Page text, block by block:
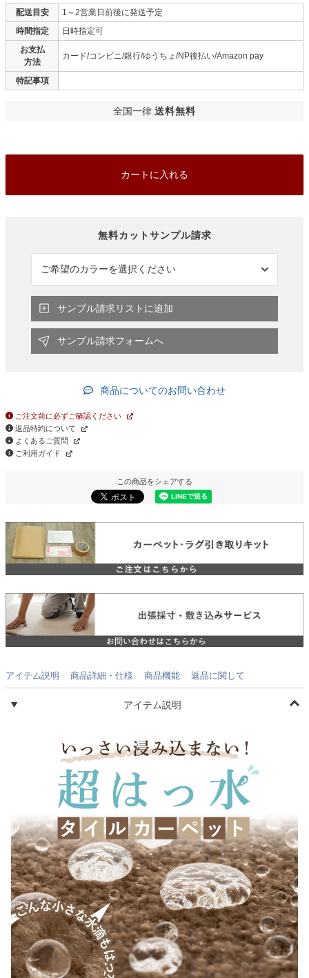
カートに入れる
配送目安
1～2営業日前後に発送予定
時間指定
日時指定可
お支払
方法
カード/コンビニ/銀行/ゆうちょ/NP後払い/Amazon pay
特記事項
全国一律 送料無料
サンプル請求リストに追加
サンプル請求フォームへ
商品についてのお問い合わせ
ご注文前に必ずご確認ください
返品特約について
よくあるご質問
ご利用ガイド
この商品をシェアする
アイテム説明 商品詳細・仕様 商品機能 返品に関して
アイテム説明